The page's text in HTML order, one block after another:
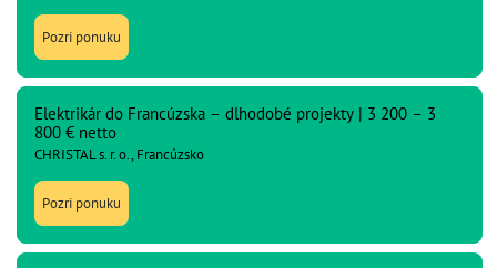
Pozri ponuku
Elektrikár do Francúzska – dlhodobé projekty | 3 200 – 3
800 € netto
CHRISTAL s. r. o., Francúzsko
Pozri ponuku